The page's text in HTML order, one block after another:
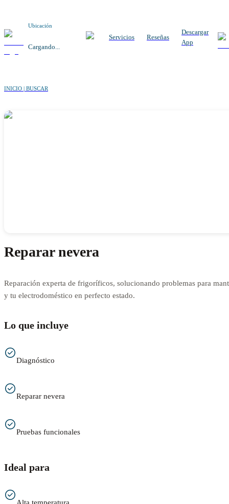
Ubicación
Cargando...
Servicios Reseñas
Descargar
App
INICIO | BUSCAR
Reparar nevera
Reparación experta de frigoríficos, solucionando problemas para
y tu electrodoméstico en perfecto estado.
Lo que incluye
Diagnóstico
Reparar nevera
Pruebas funcionales
Ideal para